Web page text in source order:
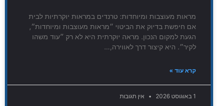
מראות מעוצבות ומיוחדות: טרנדים במראות יוקרתיות לבית
אם חיפשת בדיוק את הביטוי ״מראות מעוצבות ומיוחדות״,
הגעת למקום הנכון. מראה יוקרתית היא לא רק ״עוד משהו
לקיר״. היא קיצור דרך לאווירה,…
קרא עוד »
1 באוגוסט 2026 אין תגובות